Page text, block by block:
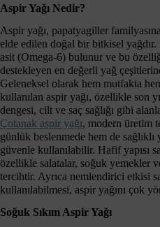
Aspir Yağı Nedir?
Aspir yağı, papatyagiller
elde edilen doğal bir bitkisel
asit (Omega-6) bulunur ve bu
destekleyen en değerli yağ
Geleneksel olarak hem mutfakta
kullanılan aspir yağı, özellikle son
dengesi, cilt ve saç sağlığı gibi
Çotanak aspir yağı, modern üretim
günlük beslenmede hem de
güvenle kullanılabilir. Hafif yapısı
özellikle salatalar, soğuk yemekler
tercihtir. Ayrıca nemlendirici etkisi
kullanılabilmesi, aspir yağını çok
Soğuk Sıkım Aspir Yağı